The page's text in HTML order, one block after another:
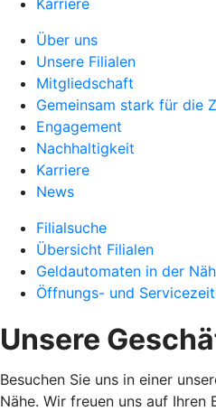
Karriere
Über uns
Unsere Filialen
Mitgliedschaft
Gemeinsam stark für die
Engagement
Nachhaltigkeit
Karriere
News
Filialsuche
Übersicht Filialen
Geldautomaten in der
Öffnungs- und
Unsere
Besuchen Sie uns in einer
Nähe. Wir freuen uns auf Ihren